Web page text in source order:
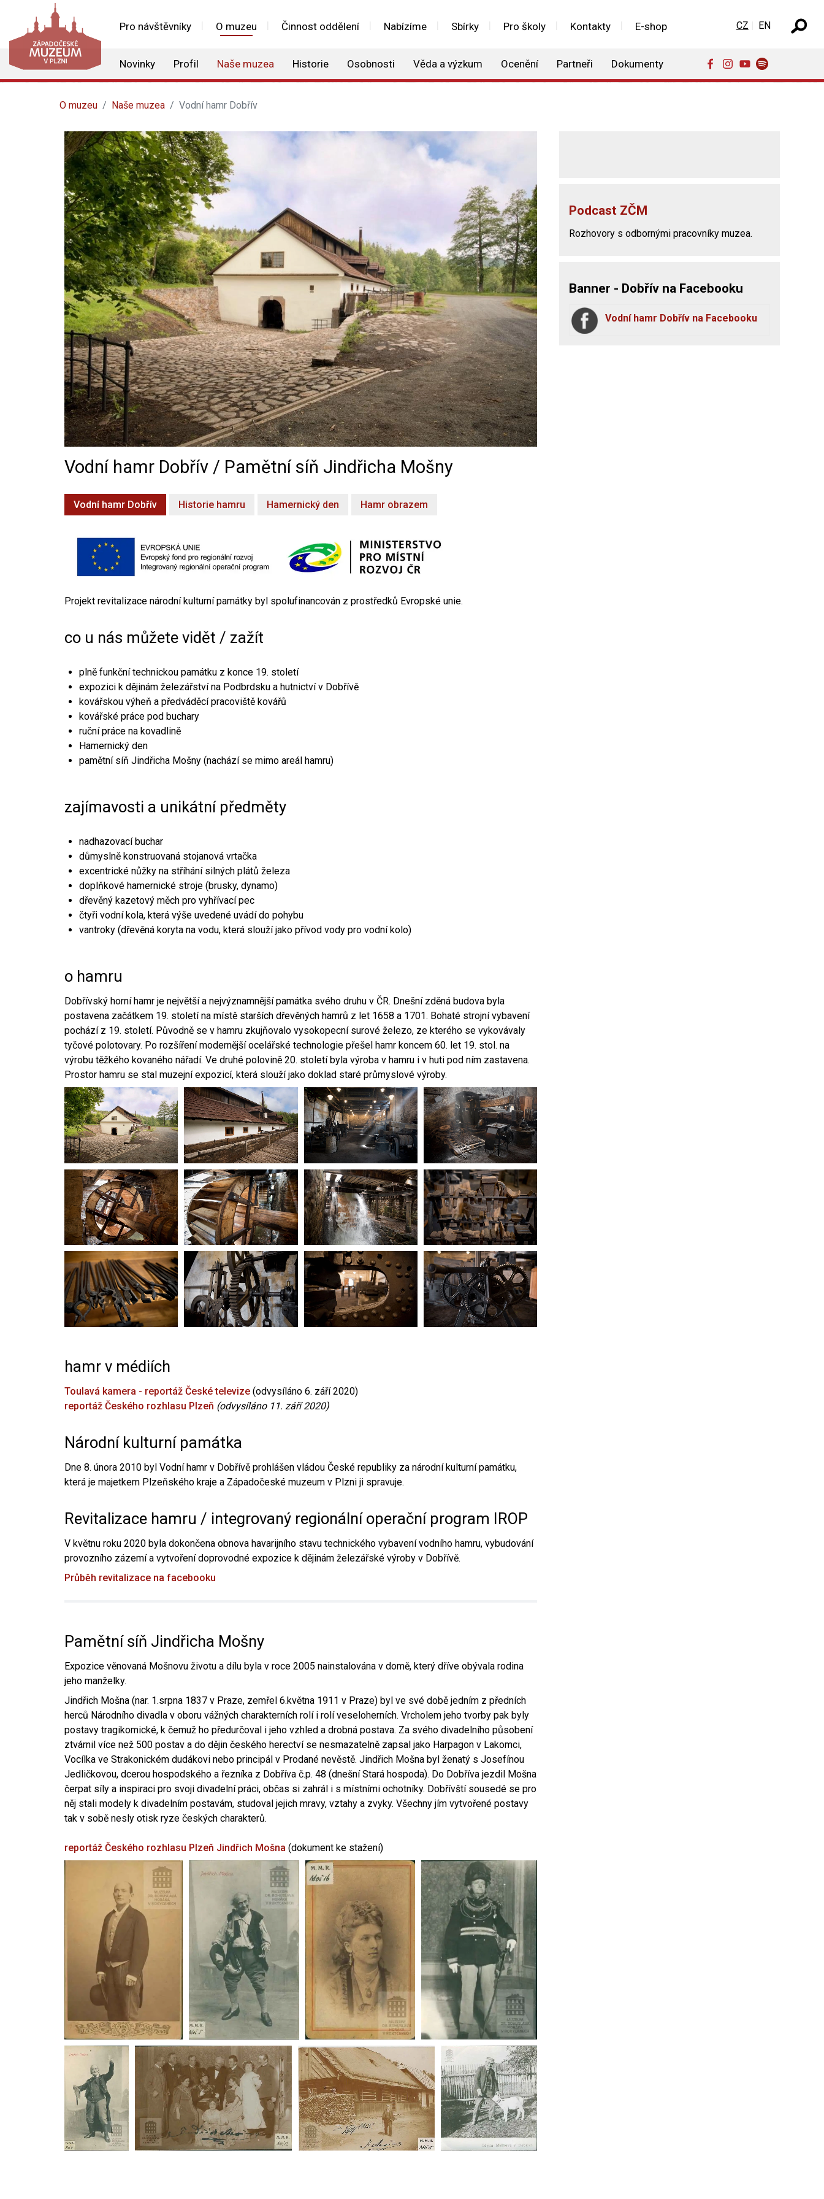
Pro návštěvníky O muzeu Činnost oddělení Nabízíme Sbírky Pro školy Kontakty E-shop
Novinky Profil Naše muzea Historie Osobnosti Věda a výzkum Ocenění Partneři Dokumenty
Zvolte jazyk
CZ EN
O muzeu Naše muzea Vodní hamr Dobřív
Vodní hamr Dobřív / Pamětní síň Jindřicha Mošny
Vodní hamr Dobřív Historie hamru Hamernický den Hamr obrazem
Projekt revitalizace národní kulturní památky byl spolufinancován z prostředků Evropské unie.
co u nás můžete vidět / zažít
plně funkční technickou památku z konce 19. století
expozici k dějinám železářství na Podbrdsku a hutnictví v Dobřívě
kovářskou výheň a předváděcí pracoviště kovářů
kovářské práce pod buchary
ruční práce na kovadlině
Hamernický den
pamětní síň Jindřicha Mošny (nachází se mimo areál hamru)
zajímavosti a unikátní předměty
nadhazovací buchar
důmyslně konstruovaná stojanová vrtačka
excentrické nůžky na stříhání silných plátů železa
doplňkové hamernické stroje (brusky, dynamo)
dřevěný kazetový měch pro vyhřívací pec
čtyři vodní kola, která výše uvedené uvádí do pohybu
vantroky (dřevěná koryta na vodu, která slouží jako přívod vody pro vodní kolo)
o hamru
Dobřívský horní hamr je největší a nejvýznamnější památka svého druhu v ČR. Dnešní zděná budova byla
postavena začátkem 19. století na místě starších dřevěných hamrů z let 1658 a 1701. Bohaté strojní vybavení
pochází z 19. století. Původně se v hamru zkujňovalo vysokopecní surové železo, ze kterého se vykovávaly
tyčové polotovary. Po rozšíření modernější ocelářské technologie přešel hamr koncem 60. let 19. stol. na
výrobu těžkého kovaného nářadí. Ve druhé polovině 20. století byla výroba v hamru i v huti pod ním zastavena.
Prostor hamru se stal muzejní expozicí, která slouží jako doklad staré průmyslové výroby.
hamr v médiích
Toulavá kamera - reportáž České televize (odvysíláno 6. září 2020)
reportáž Českého rozhlasu Plzeň (odvysíláno 11. září 2020)
Národní kulturní památka
Dne 8. února 2010 byl Vodní hamr v Dobřívě prohlášen vládou České republiky za národní kulturní památku,
která je majetkem Plzeňského kraje a Západočeské muzeum v Plzni ji spravuje.
Revitalizace hamru / integrovaný regionální operační program IROP
V květnu roku 2020 byla dokončena obnova havarijního stavu technického vybavení vodního hamru, vybudování
provozního zázemí a vytvoření doprovodné expozice k dějinám železářské výroby v Dobřívě.
Průběh revitalizace na facebooku
Pamětní síň Jindřicha Mošny
Expozice věnovaná Mošnovu životu a dílu byla v roce 2005 nainstalována v domě, který dříve obývala rodina
jeho manželky.
Jindřich Mošna (nar. 1.srpna 1837 v Praze, zemřel 6.května 1911 v Praze) byl ve své době jedním z předních
herců Národního divadla v oboru vážných charakterních rolí i rolí veseloherních. Vrcholem jeho tvorby pak byly
postavy tragikomické, k čemuž ho předurčoval i jeho vzhled a drobná postava. Za svého divadelního působení
ztvárnil více než 500 postav a do dějin českého herectví se nesmazatelně zapsal jako Harpagon v Lakomci,
Vocílka ve Strakonickém dudákovi nebo principál v Prodané nevěstě. Jindřich Mošna byl ženatý s Josefínou
Jedličkovou, dcerou hospodského a řezníka z Dobříva č.p. 48 (dnešní Stará hospoda). Do Dobříva jezdil Mošna
čerpat síly a inspiraci pro svoji divadelní práci, občas si zahrál i s místními ochotníky. Dobřívští sousedé se pro
něj stali modely k divadelním postavám, studoval jejich mravy, vztahy a zvyky. Všechny jím vytvořené postavy
tak v sobě nesly otisk ryze českých charakterů.
reportáž Českého rozhlasu Plzeň Jindřich Mošna (dokument ke stažení)
Podcast ZČM
Rozhovory s odbornými pracovníky muzea.
Banner - Dobřív na Facebooku
Vodní hamr Dobřív na Facebooku